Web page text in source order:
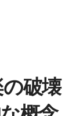
破壊